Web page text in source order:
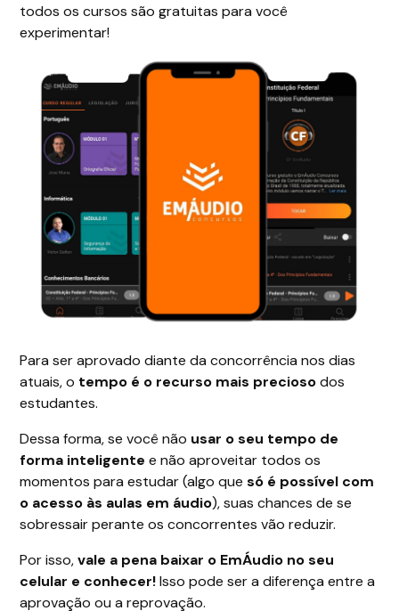
todos os cursos são gratuitas para você
experimentar!
Para ser aprovado diante da concorrência nos dias
atuais, o tempo é o recurso mais preciosodos
estudantes.
Dessa forma, se você não usar o seu tempo de
forma inteligente e não aproveitar todos os
momentos para estudar (algo quesó é possível com
o acesso às aulas em áudio), suas chances de se
sobressair perante os concorrentes vão reduzir.
Por isso,vale a pena baixar o EmÁudio no seu
celular e conhecer!Isso pode ser a diferença entre a
aprovação ou a reprovação.